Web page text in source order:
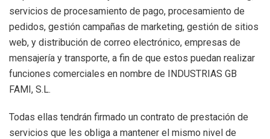
servicios de procesamiento de pago, procesamiento de
pedidos, gestión campañas de marketing, gestión de sitios
web, y distribución de correo electrónico, empresas de
mensajería y transporte, a fin de que estos puedan realizar
funciones comerciales en nombre de INDUSTRIAS GB
FAMI, S.L.
Todas ellas tendrán firmado un contrato de prestación de
servicios que les obliga a mantener el mismo nivel de